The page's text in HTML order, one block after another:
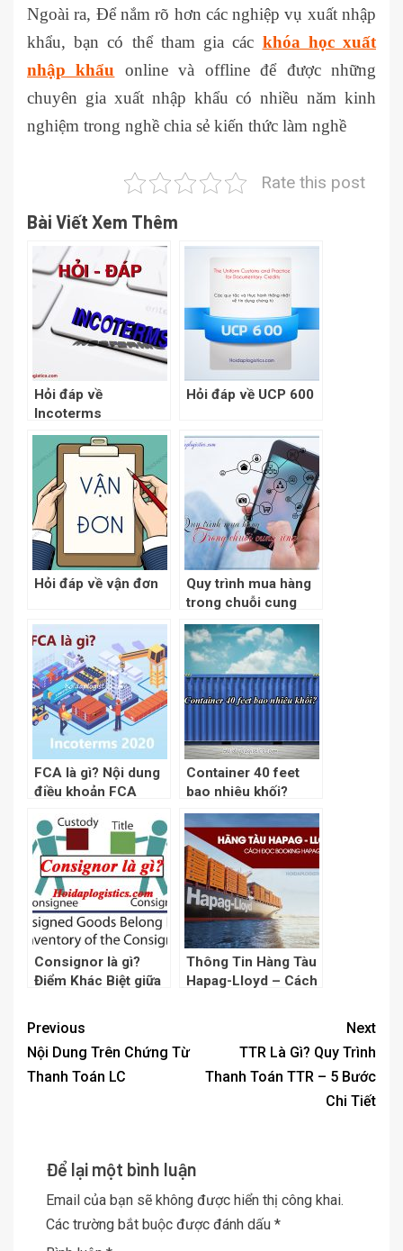
Ngoài ra, Để nắm rõ hơn các nghiệp vụ xuất nhập
khẩu, bạn có thể tham gia các khóa học xuất
nhập khẩu online và offline để được những
chuyên gia xuất nhập khẩu có nhiều năm kinh
nghiệm trong nghề chia sẻ kiến thức làm nghề
Rate this post
Bài Viết Xem Thêm
Hỏi đáp về
Incoterms
Hỏi đáp về UCP 600
Hỏi đáp về vận đơn
Quy trình mua hàng
trong chuỗi cung
ứng
FCA là gì? Nội dung
điều khoản FCA
2020
Container 40 feet
bao nhiêu khối?
Consignor là gì?
Điểm Khác Biệt giữa
Consignee
Thông Tin Hàng Tàu
Hapag-Lloyd – Cách
Previous
Nội Dung Trên Chứng Từ
Thanh Toán LC
Next
TTR Là Gì? Quy Trình
Thanh Toán TTR – 5 Bước
Chi Tiết
Để lại một bình luận
Email của bạn sẽ không được hiển thị công khai.
Các trường bắt buộc được đánh dấu *